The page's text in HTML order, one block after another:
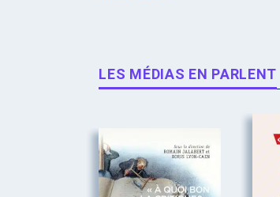
LES MÉDIAS EN PARLENT